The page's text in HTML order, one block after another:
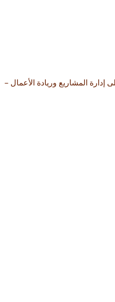
إدارة المشاريع وريادة الأعمال –